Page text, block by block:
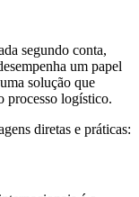
segundo conta,
um papel
solução que
processo logístico.
diretas e práticas: